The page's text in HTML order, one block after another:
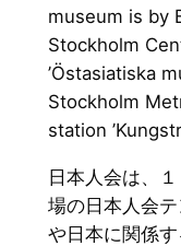
museum is by
Stockholm
’Östasiatiska
Stockholm
station
日本人会は、
場の日本人会
や日本に関係す